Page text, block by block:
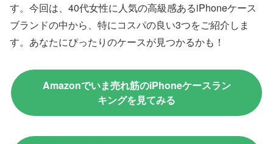
す。今回は、40代女性に人気の高級感あるiPhoneケース
ブランドの中から、特にコスパの良い3つをご紹介しま
す。あなたにぴったりのケースが見つかるかも！
Amazonでいま売れ筋のiPhoneケースラン
キングを見てみる